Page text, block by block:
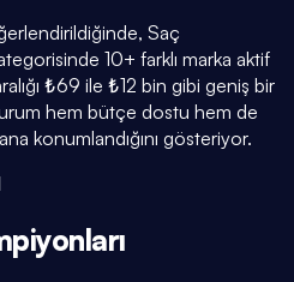
Saç
10+ farklı marka aktif
₺69 ile ₺12 bin gibi geniş bir
hem bütçe dostu hem de
konumlandığını gösteriyor.